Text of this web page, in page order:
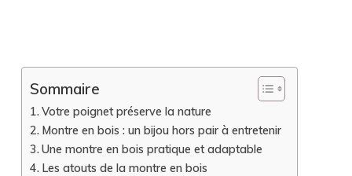
Sommaire
Votre poignet préserve la nature
Montre en bois : un bijou hors pair à entretenir
Une montre en bois pratique et adaptable
Les atouts de la montre en bois